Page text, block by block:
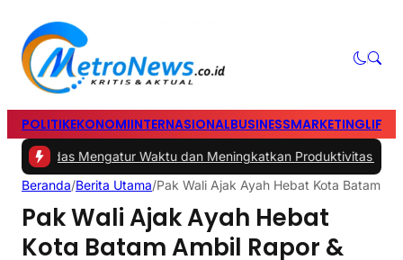
POLITIKEKONOMIINTERNASIONALBUSINESSMARKETING
Cerdas Mengatur Waktu dan Meningkatkan Produktivitas saat
Beranda/Berita Utama/Pak Wali Ajak Ayah Hebat Kota Batam
Pak Wali Ajak Ayah Hebat
Kota Batam Ambil Rapor &